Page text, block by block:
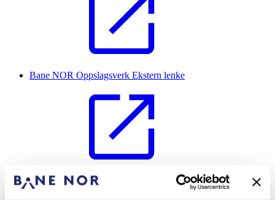
Bane NOR Oppslagsverk Ekstern lenke
7 Uregelmessigheter og feil